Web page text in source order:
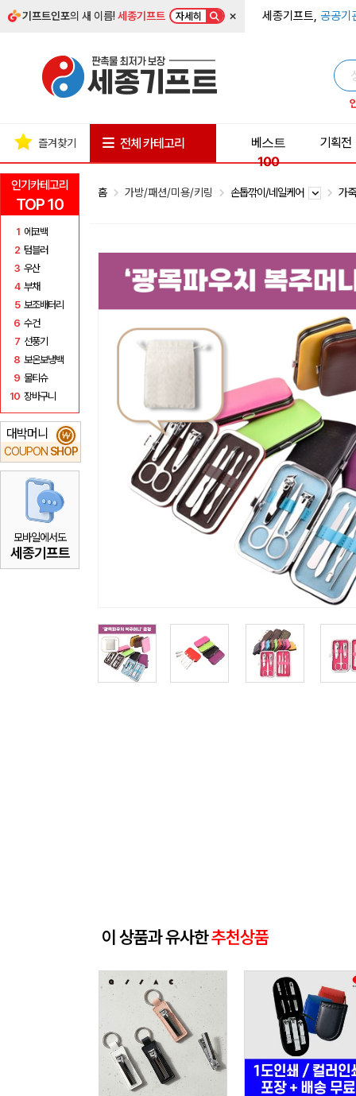
기프트인포의 새 이름!세종기프트 자세히 × 세종기프트, 공공기
인기카테고리
TOP 10
1 에코백
2 텀블러
3 우산
4 부채
5 보조배터리
6 수건
7 선풍기
8 보온보냉백
9 물티슈
10 장바구니
대박머니
COUPON SHOP
₩
모바일에서도
세종기프트
즐겨찾기 전체 카테고리
베스트
100
기획전
홈 가방/패션/미용/키링 손톱깎이/네일케어 가
이 상품과 유사한추천상품